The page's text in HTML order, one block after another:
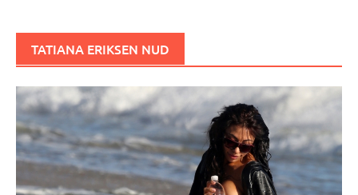
TATIANA ERIKSEN NUD